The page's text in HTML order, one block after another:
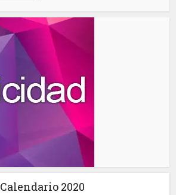
Calendario 2020